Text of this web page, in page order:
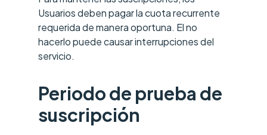
Usuarios deben pagar la cuota recurrente
requerida de manera oportuna. El no
hacerlo puede causar interrupciones del
servicio.
Periodo de prueba de
suscripción